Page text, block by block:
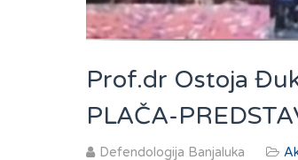
Prof.dr Ostoja
PLAČA-
Defendologija Banjaluka